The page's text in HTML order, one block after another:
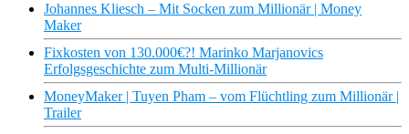
Johannes Kliesch – Mit Socken zum Millionär | Money
Maker
Fixkosten von 130.000€?! Marinko Marjanovics
Erfolgsgeschichte zum Multi-Millionär
MoneyMaker | Tuyen Pham – vom Flüchtling zum Millionär |
Trailer